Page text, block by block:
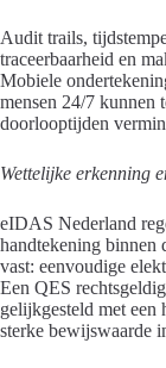
Audit trails,
traceerbaarheid en
Mobiele
mensen 24/7 kunnen
doorlooptijden
Wettelijke erkenning
eIDAS Nederland
handtekening binnen
vast: eenvoudige
Een QES
gelijkgesteld met een
sterke bewijswaarde